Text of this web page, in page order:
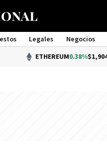
Legales Negocios
ETHEREUM0.38%$1,904.70